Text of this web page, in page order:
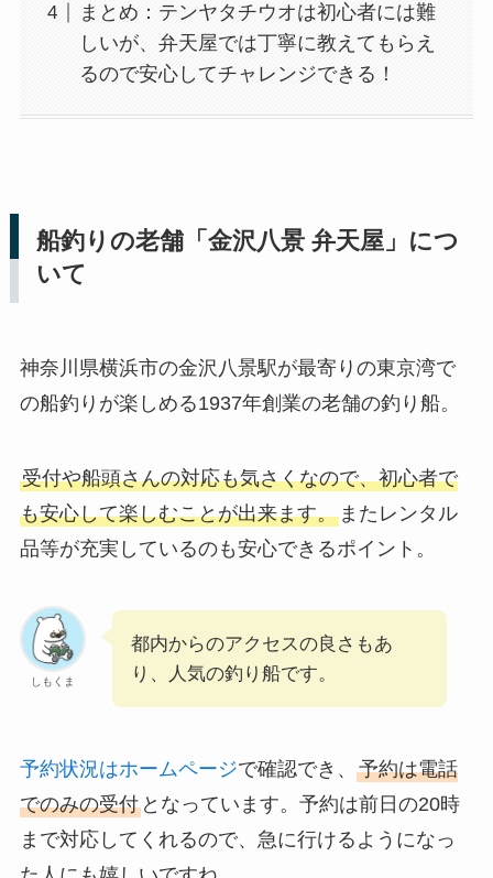
まとめ：テンヤタチウオは初心者には難
しいが、弁天屋では丁寧に教えてもらえ
るので安心してチャレンジできる！
船釣りの老舗「金沢八景 弁天屋」につ
いて
神奈川県横浜市の金沢八景駅が最寄りの東京湾で
の船釣りが楽しめる1937年創業の老舗の釣り船。
受付や船頭さんの対応も気さくなので、初心者で
も安心して楽しむことが出来ます。またレンタル
品等が充実しているのも安心できるポイント。
しもくま
都内からのアクセスの良さもあ
り、人気の釣り船です。
予約状況はホームページで確認でき、 予約は電話
でのみの受付となっています。予約は前日の20時
まで対応してくれるので、急に行けるようになっ